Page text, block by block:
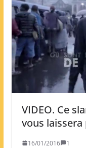
VIDEO. Ce
vous
16/01/2016 1